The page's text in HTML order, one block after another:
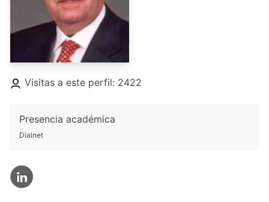
Visitas a este perfil: 2422
Presencia académica
Dialnet